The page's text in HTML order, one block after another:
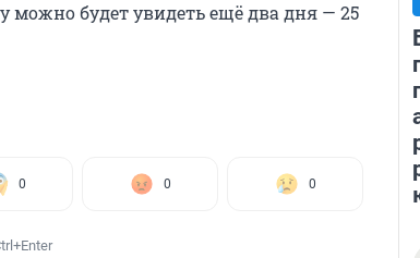
можно будет увидеть ещё два дня — 25
0 0 0